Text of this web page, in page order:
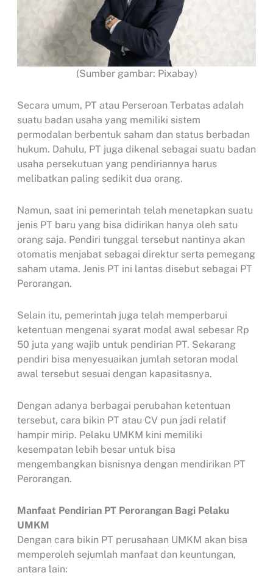
(Sumber gambar: Pixabay)
Secara umum, PT atau Perseroan Terbatas adalah
suatu badan usaha yang memiliki sistem
permodalan berbentuk saham dan status berbadan
hukum. Dahulu, PT juga dikenal sebagai suatu badan
usaha persekutuan yang pendiriannya harus
melibatkan paling sedikit dua orang.
Namun, saat ini pemerintah telah menetapkan suatu
jenis PT baru yang bisa didirikan hanya oleh satu
orang saja. Pendiri tunggal tersebut nantinya akan
otomatis menjabat sebagai direktur serta pemegang
saham utama. Jenis PT ini lantas disebut sebagai PT
Perorangan.
Selain itu, pemerintah juga telah memperbarui
ketentuan mengenai syarat modal awal sebesar Rp
50 juta yang wajib untuk pendirian PT. Sekarang
pendiri bisa menyesuaikan jumlah setoran modal
awal tersebut sesuai dengan kapasitasnya.
Dengan adanya berbagai perubahan ketentuan
tersebut, cara bikin PT atau CV pun jadi relatif
hampir mirip. Pelaku UMKM kini memiliki
kesempatan lebih besar untuk bisa
mengembangkan bisnisnya dengan mendirikan PT
Perorangan.
Manfaat Pendirian PT Perorangan Bagi Pelaku
UMKM
Dengan cara bikin PT perusahaan UMKM akan bisa
memperoleh sejumlah manfaat dan keuntungan,
antara lain: